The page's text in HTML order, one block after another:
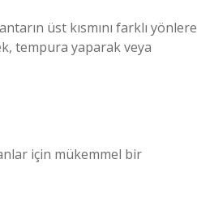
üst kısmını farklı yönlere
tempura yaparak veya
için mükemmel bir